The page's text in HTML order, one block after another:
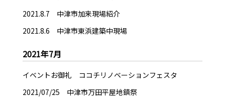
2021.8.7 中津市加来現場紹介
2021.8.6 中津市東浜建築中現場
2021年7月
イベントお御礼 ココチリノベーションフェスタ
2021/07/25 中津市万田平屋地鎮祭